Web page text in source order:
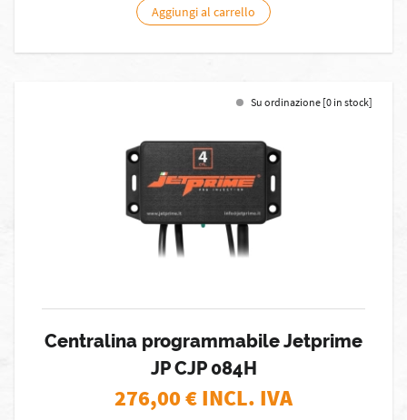
Aggiungi al carrello
Su ordinazione [0 in stock]
Centralina programmabile Jetprime
JP CJP 084H
276,00€ INCL. IVA